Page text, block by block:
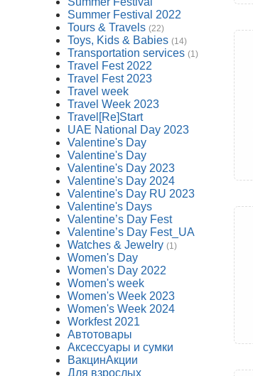
Summer Festival 2022
Tours & Travels (22)
Toys, Kids & Babies (14)
Transportation services (1)
Travel Fest 2022
Travel Fest 2023
Travel week
Travel Week 2023
Travel[Re]Start
UAE National Day 2023
Valentine's Day
Valentine's Day
Valentine's Day 2023
Valentine's Day 2024
Valentine's Day RU 2023
Valentine's Days
Valentine’s Day Fest
Valentine’s Day Fest_UA
Watches & Jewelry (1)
Women's Day
Women's Day 2022
Women's week
Women's Week 2023
Women's Week 2024
Workfest 2021
Автотовары
Аксессуары и сумки
ВакцинАкции
Для взрослых